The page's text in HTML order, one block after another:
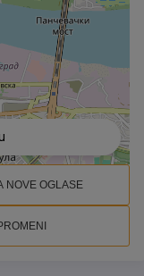
NOVE OGLASE